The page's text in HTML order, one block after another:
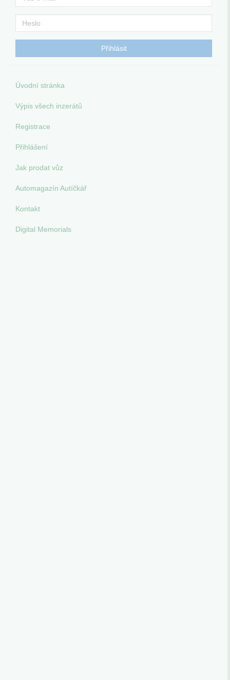
Úvodní stránka
Výpis všech inzerátů
Registrace
Přihlášení
Jak prodat vůz
Automagazín Autíčkář
Kontakt
Digital Memorials